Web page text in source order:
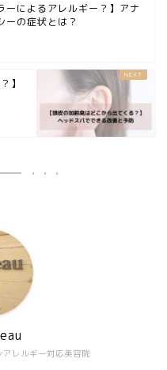
ーによるアレルギー？】アナ
ーの症状とは？
】
レルギー対応美容院